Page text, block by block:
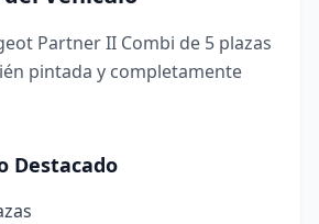
Partner II Combi de 5 plazas
pintada y completamente
Destacado